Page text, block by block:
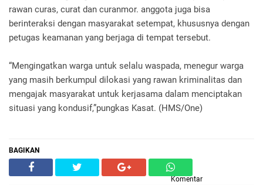
rawan curas, curat dan curanmor. anggota juga bisa
berinteraksi dengan masyarakat setempat, khususnya dengan
petugas keamanan yang berjaga di tempat tersebut.
“Mengingatkan warga untuk selalu waspada, menegur warga
yang masih berkumpul dilokasi yang rawan kriminalitas dan
mengajak masyarakat untuk kerjasama dalam menciptakan
situasi yang kondusif,”pungkas Kasat. (HMS/One)
BAGIKAN
Komentar